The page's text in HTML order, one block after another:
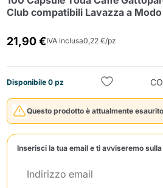
Club compatibili Lavazza a
21,90 €IVA inclusa0,22 €/pz
Disponibile 0 pz
Questo prodotto è attualmente
Inserisci la tua email e ti avviseremo
Invia